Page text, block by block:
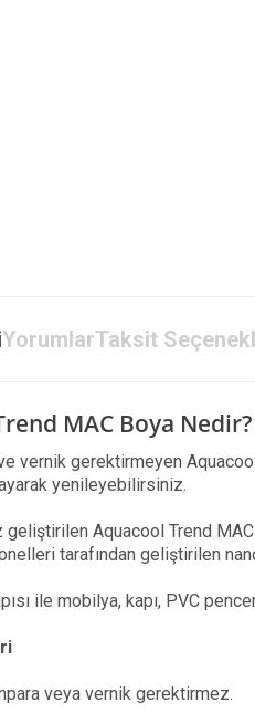
YorumlarTaksit
MAC Boya Nedir?
vernik gerektirmeyen
yenileyebilirsiniz.
geliştirilen Aquacool Trend
tarafından geliştirilen
ile mobilya, kapı, PVC
veya vernik gerektirmez.